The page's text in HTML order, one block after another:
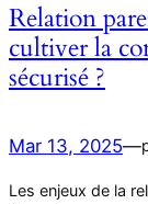
Relation
cultiver la
sécurisé ?
Mar 13, 2025—
Les enjeux de la